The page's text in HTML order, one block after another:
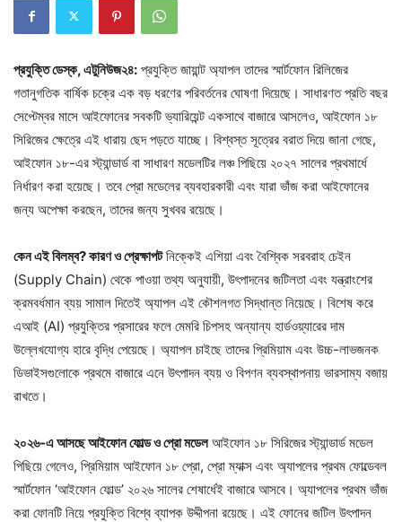
প্রযুক্তি ডেস্ক, এটুনিউজ২৪: প্রযুক্তি জায়ান্ট অ্যাপল তাদের স্মার্টফোন রিলিজের
গতানুগতিক বার্ষিক চক্রে এক বড় ধরণের পরিবর্তনের ঘোষণা দিয়েছে। সাধারণত প্রতি বছর
সেপ্টেম্বর মাসে আইফোনের সবকটি ভ্যারিয়েন্ট একসাথে বাজারে আসলেও, আইফোন ১৮
সিরিজের ক্ষেত্রে এই ধারায় ছেদ পড়তে যাচ্ছে। বিশ্বস্ত সূত্রের বরাত দিয়ে জানা গেছে,
আইফোন ১৮-এর স্ট্যান্ডার্ড বা সাধারণ মডেলটির লঞ্চ পিছিয়ে ২০২৭ সালের প্রথমার্ধে
নির্ধারণ করা হয়েছে। তবে প্রো মডেলের ব্যবহারকারী এবং যারা ভাঁজ করা আইফোনের
জন্য অপেক্ষা করছেন, তাদের জন্য সুখবর রয়েছে।
কেন এই বিলম্ব? কারণ ও প্রেক্ষাপটনিক্কেই এশিয়া এবং বৈশ্বিক সরবরাহ চেইন
(Supply Chain) থেকে পাওয়া তথ্য অনুযায়ী, উৎপাদনের জটিলতা এবং যন্ত্রাংশের
ক্রমবর্ধমান ব্যয় সামাল দিতেই অ্যাপল এই কৌশলগত সিদ্ধান্ত নিয়েছে। বিশেষ করে
এআই (AI) প্রযুক্তির প্রসারের ফলে মেমরি চিপসহ অন্যান্য হার্ডওয়্যারের দাম
উল্লেখযোগ্য হারে বৃদ্ধি পেয়েছে। অ্যাপল চাইছে তাদের প্রিমিয়াম এবং উচ্চ-লাভজনক
ডিভাইসগুলোকে প্রথমে বাজারে এনে উৎপাদন ব্যয় ও বিপণন ব্যবস্থাপনায় ভারসাম্য বজায়
রাখতে।
২০২৬-এ আসছে আইফোন ফোল্ড ও প্রো মডেলআইফোন ১৮ সিরিজের স্ট্যান্ডার্ড মডেল
পিছিয়ে গেলেও, প্রিমিয়াম আইফোন ১৮ প্রো, প্রো ম্যাক্স এবং অ্যাপলের প্রথম ফোল্ডেবল
স্মার্টফোন ‘আইফোন ফোল্ড’ ২০২৬ সালের শেষার্ধেই বাজারে আসবে। অ্যাপলের প্রথম ভাঁজ
করা ফোনটি নিয়ে প্রযুক্তি বিশ্বে ব্যাপক উদ্দীপনা রয়েছে। এই ফোনের জটিল উৎপাদন